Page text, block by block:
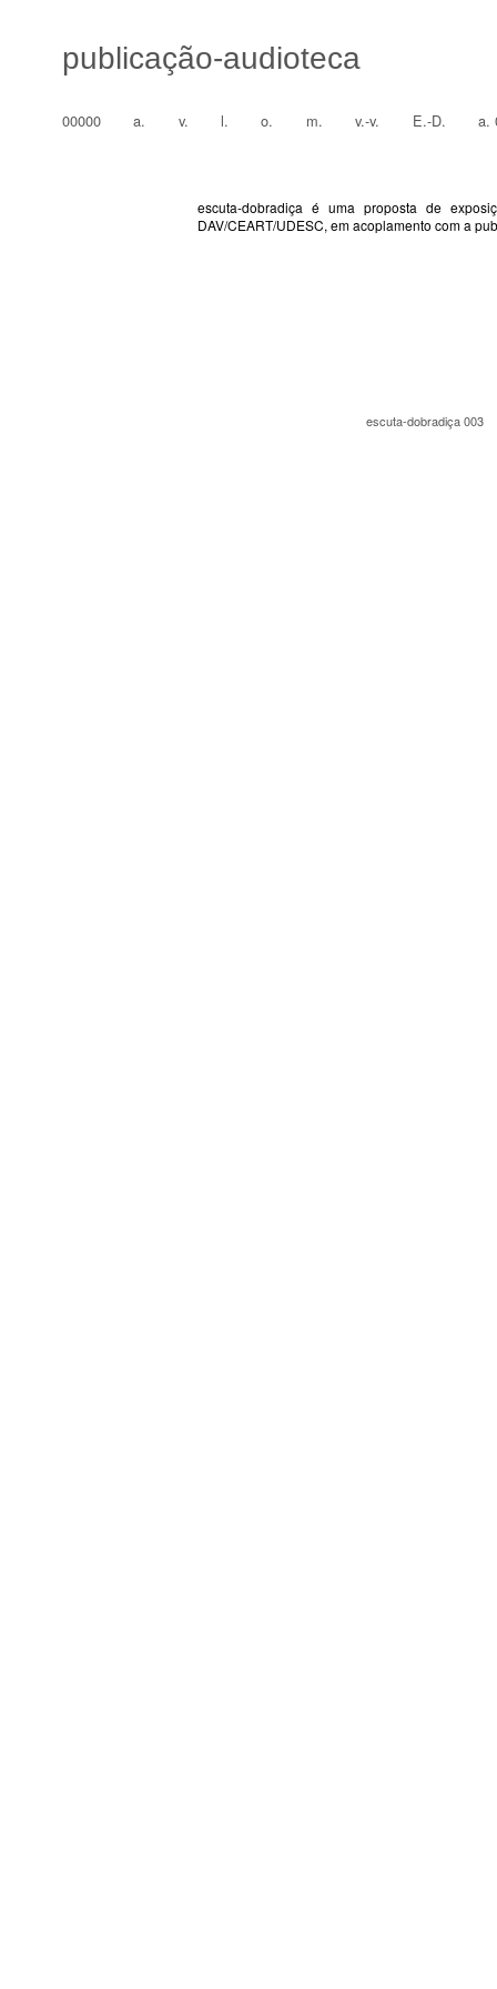
publicação-audioteca
00000 a. v. l. o. m. v.-v. E.-D. a.
escuta-dobradiça é uma proposta de
DAV/CEART/UDESC, em acoplamento com a
escuta-dobradiça 003